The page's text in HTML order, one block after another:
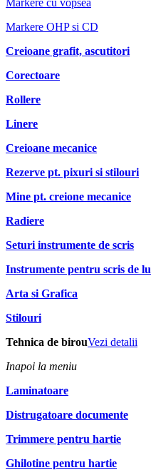
Markere cu vopsea
Markere OHP si CD
Creioane grafit, ascutitori
Corectoare
Rollere
Linere
Creioane mecanice
Rezerve pt. pixuri si stilouri
Mine pt. creione mecanice
Radiere
Seturi instrumente de scris
Instrumente pentru scris de
Arta si Grafica
Stilouri
Tehnica de birouVezi detalii
Inapoi la meniu
Laminatoare
Distrugatoare documente
Trimmere pentru hartie
Ghilotine pentru hartie